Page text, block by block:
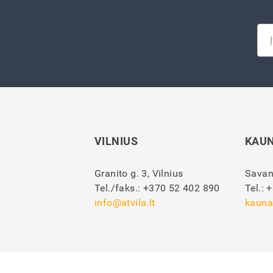
VILNIUS
Granito g. 3, Vilnius
Tel./faks.: +370 52 402 890
info@atvila.lt
Tel.: